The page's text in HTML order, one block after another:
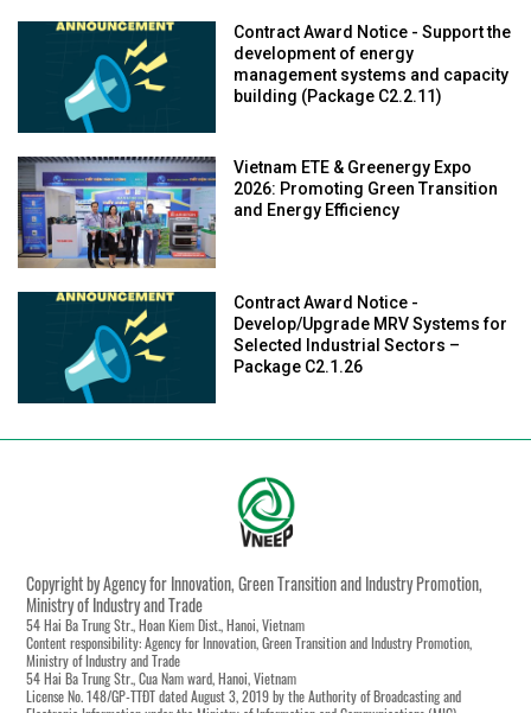
Contract Award Notice - Support the
development of energy
management systems and capacity
building (Package C2.2.11)
Vietnam ETE & Greenergy Expo
2026: Promoting Green Transition
and Energy Efficiency
Contract Award Notice -
Develop/Upgrade MRV Systems for
Selected Industrial Sectors –
Package C2.1.26
Copyright by Agency for Innovation, Green Transition and Industry Promotion,
Ministry of Industry and Trade
54 Hai Ba Trung Str., Hoan Kiem Dist., Hanoi, Vietnam
Content responsibility: Agency for Innovation, Green Transition and Industry Promotion,
Ministry of Industry and Trade
54 Hai Ba Trung Str., Cua Nam ward, Hanoi, Vietnam
License No. 148/GP-TTĐT dated August 3, 2019 by the Authority of Broadcasting and